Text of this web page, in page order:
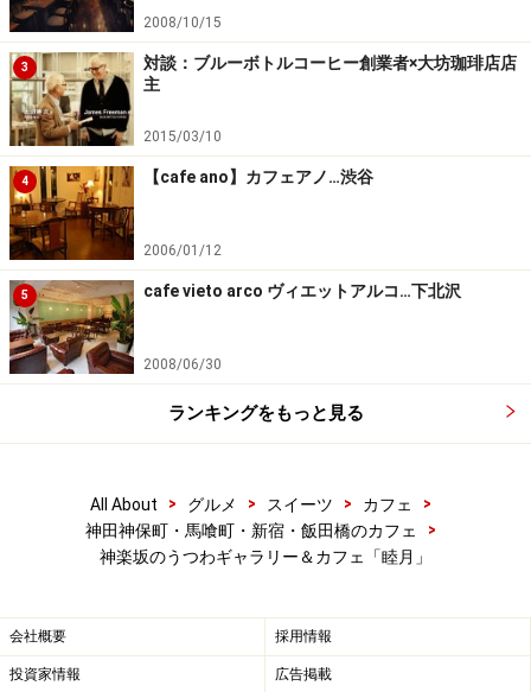
2008/10/15
3
対談：ブルーボトルコーヒー創業者×大坊珈琲店店
主
2015/03/10
4 【cafe ano】カフェアノ…渋谷
2006/01/12
5 cafe vieto arco ヴィエットアルコ…下北沢
2008/06/30
ランキングをもっと見る
All About > グルメ > スイーツ > カフェ
>
神田神保町・馬喰町・新宿・飯田橋のカフェ
>
神楽坂のうつわギャラリー＆カフェ「睦月」
会社概要 採用情報
投資家情報 広告掲載